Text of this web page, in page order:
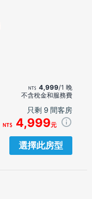
4,999/1 晚
不含稅金和服務費
只剩 9 間客房
4,999元
選擇此房型